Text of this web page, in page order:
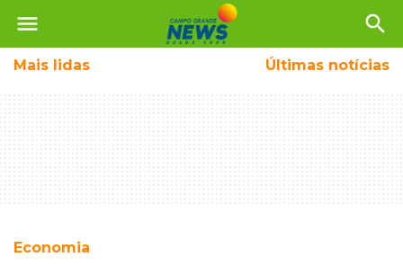
menu search
Mais lidas Últimas notícias
Economia